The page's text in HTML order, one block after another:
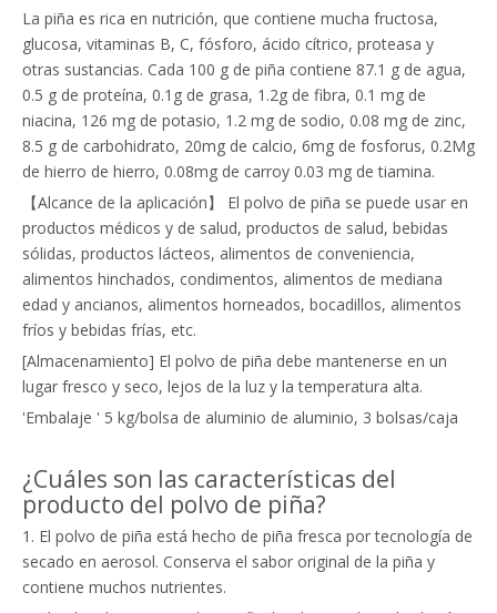
La piña es rica en nutrición, que contiene mucha fructosa,
glucosa, vitaminas B, C, fósforo, ácido cítrico, proteasa y
otras sustancias. Cada 100 g de piña contiene 87.1 g de agua,
0.5 g de proteína, 0.1g de grasa, 1.2g de fibra, 0.1 mg de
niacina, 126 mg de potasio, 1.2 mg de sodio, 0.08 mg de zinc,
8.5 g de carbohidrato, 20mg de calcio, 6mg de fosforus, 0.2Mg
de hierro de hierro, 0.08mg de carroy 0.03 mg de tiamina.
【Alcance de la aplicación】 El polvo de piña se puede usar en
productos médicos y de salud, productos de salud, bebidas
sólidas, productos lácteos, alimentos de conveniencia,
alimentos hinchados, condimentos, alimentos de mediana
edad y ancianos, alimentos horneados, bocadillos, alimentos
fríos y bebidas frías, etc.
[Almacenamiento] El polvo de piña debe mantenerse en un
lugar fresco y seco, lejos de la luz y la temperatura alta.
'Embalaje ' 5 kg/bolsa de aluminio de aluminio, 3 bolsas/caja
¿Cuáles son las características del
producto del polvo de piña?
1. El polvo de piña está hecho de piña fresca por tecnología de
secado en aerosol. Conserva el sabor original de la piña y
contiene muchos nutrientes.